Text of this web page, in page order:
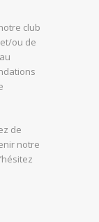
club
ou de
de
notre